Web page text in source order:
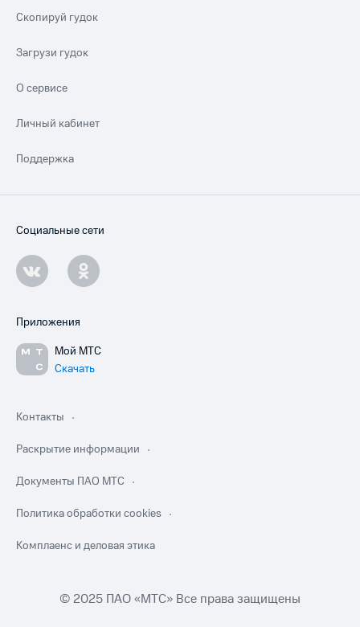
Скопируй гудок
Загрузи гудок
О сервисе
Личный кабинет
Поддержка
Социальные сети
Приложения
Мой МТС
Скачать
Контакты
Раскрытие информации
Документы ПАО МТС
Политика обработки cookies
Комплаенс и деловая этика
© 2025 ПАО «МТС» Все права защищены